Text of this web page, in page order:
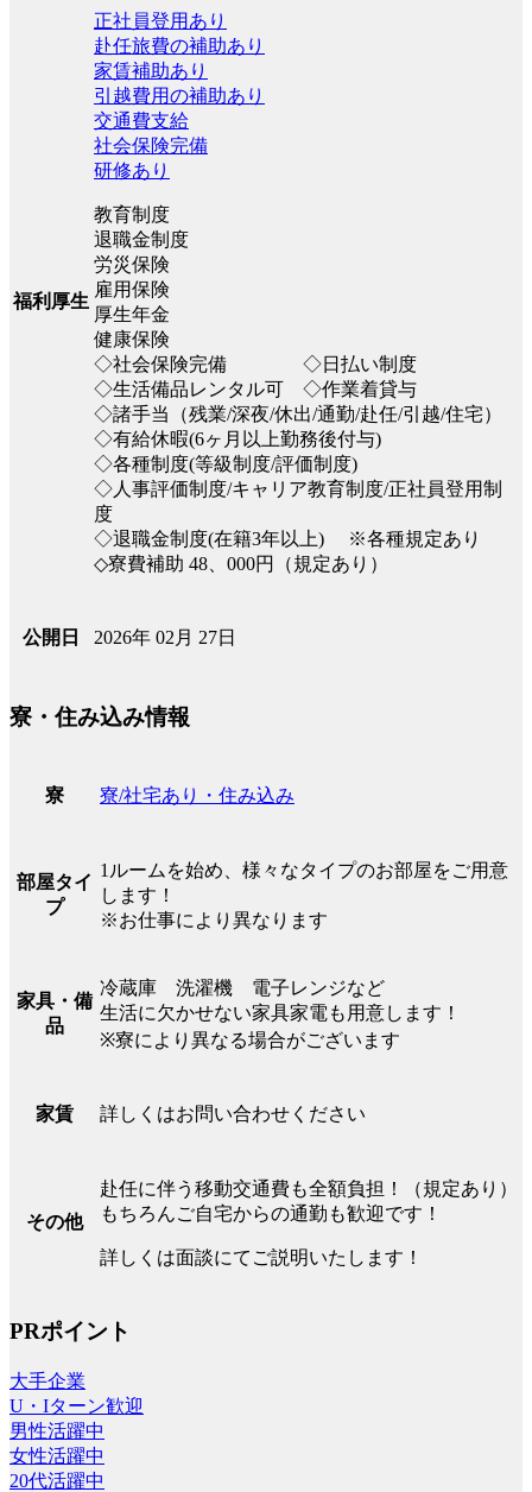
福利厚生
正社員登用あり
赴任旅費の補助あり
家賃補助あり
引越費用の補助あり
交通費支給
社会保険完備
研修あり
教育制度
退職金制度
労災保険
雇用保険
厚生年金
健康保険
◇社会保険完備 ◇日払い制度
◇生活備品レンタル可 ◇作業着貸与
◇諸手当（残業/深夜/休出/通勤/赴任/引越/住宅）
◇有給休暇(6ヶ月以上勤務後付与)
◇各種制度(等級制度/評価制度)
◇人事評価制度/キャリア教育制度/正社員登用制
度
◇退職金制度(在籍3年以上) ※各種規定あり
◇寮費補助 48、000円（規定あり）
公開日 2026年 02月 27日
寮・住み込み情報
寮 寮/社宅あり・住み込み
部屋タイ
プ
1ルームを始め、様々なタイプのお部屋をご用意
します！
※お仕事により異なります
家具・備
品
冷蔵庫 洗濯機 電子レンジなど
生活に欠かせない家具家電も用意します！
※寮により異なる場合がございます
家賃 詳しくはお問い合わせください
その他
赴任に伴う移動交通費も全額負担！（規定あり）
もちろんご自宅からの通勤も歓迎です！
詳しくは面談にてご説明いたします！
PRポイント
大手企業
U・Iターン歓迎
男性活躍中
女性活躍中
20代活躍中